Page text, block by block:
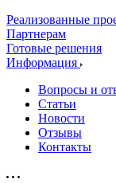
Реализованные
Партнерам
Готовые решения
Информация
Вопросы и
Статьи
Новости
Отзывы
Контакты